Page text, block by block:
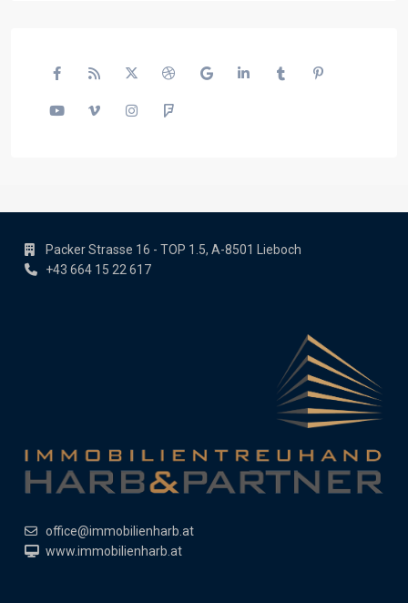
Packer Strasse 16 - TOP 1.5, A-8501 Lieboch
+43 664 15 22 617
office@immobilienharb.at
www.immobilienharb.at